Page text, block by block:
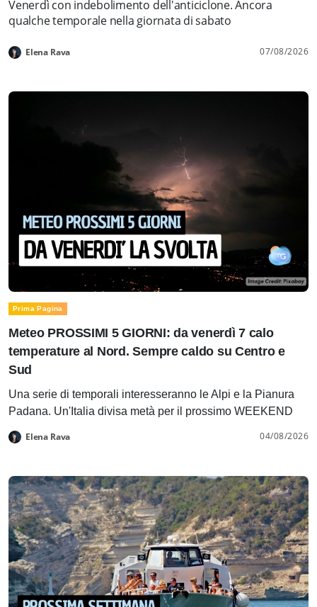
Venerdì con indebolimento dell'anticiclone. Ancora
qualche temporale nella giornata di sabato
Elena Rava 07/08/2026
Prima Pagina
Meteo PROSSIMI 5 GIORNI: da venerdì 7 calo
temperature al Nord. Sempre caldo su Centro e
Sud
Una serie di temporali interesseranno le Alpi e la Pianura
Padana. Un'Italia divisa metà per il prossimo WEEKEND
Elena Rava 04/08/2026